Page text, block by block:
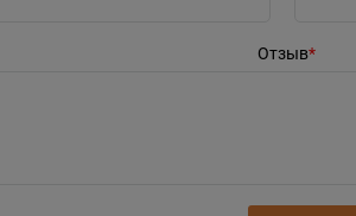
Отзыв